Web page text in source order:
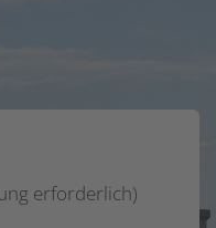
erforderlich)